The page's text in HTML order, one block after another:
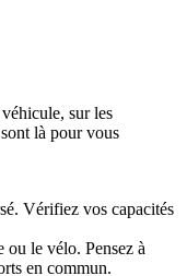
sur les
là pour vous
Vérifiez vos capacités
ou le vélo. Pensez à
en commun.